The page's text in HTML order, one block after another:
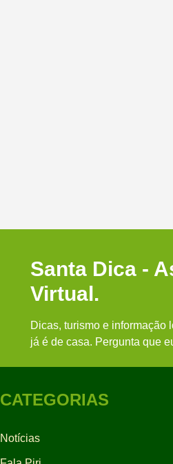
Santa Dica -
Virtual.
Dicas, turismo e informação
já é de casa. Pergunta que
CATEGORIAS
Notícias